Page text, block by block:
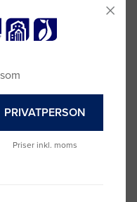
PRIVATPERSON
Priser inkl. moms